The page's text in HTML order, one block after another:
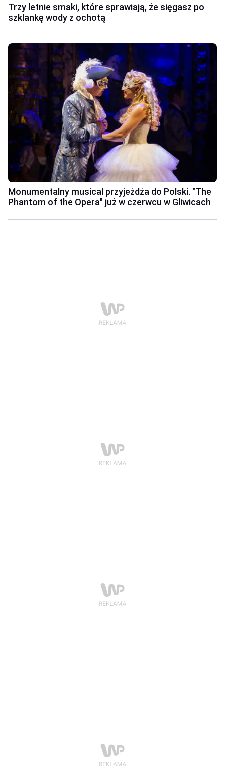
Trzy letnie smaki, które sprawiają, że sięgasz po
szklankę wody z ochotą
Monumentalny musical przyjeżdża do Polski. "The
Phantom of the Opera" już w czerwcu w Gliwicach